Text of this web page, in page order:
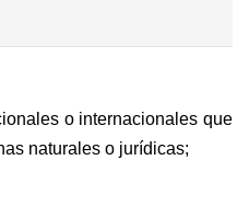
o internacionales que
naturales o jurídicas;